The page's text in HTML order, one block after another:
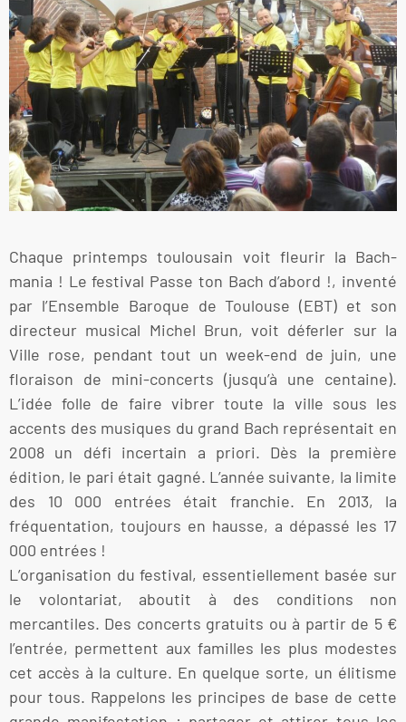
Chaque printemps toulousain voit fleurir la Bach-
mania ! Le festival Passe ton Bach d’abord !, inventé
par l’Ensemble Baroque de Toulouse (EBT) et son
directeur musical Michel Brun, voit déferler sur la
Ville rose, pendant tout un week-end de juin, une
floraison de mini-concerts (jusqu’à une centaine).
L’idée folle de faire vibrer toute la ville sous les
accents des musiques du grand Bach représentait en
2008 un défi incertain a priori. Dès la première
édition, le pari était gagné. L’année suivante, la limite
des 10 000 entrées était franchie. En 2013, la
fréquentation, toujours en hausse, a dépassé les 17
000 entrées !
L’organisation du festival, essentiellement basée sur
le volontariat, aboutit à des conditions non
mercantiles. Des concerts gratuits ou à partir de 5 €
l’entrée, permettent aux familles les plus modestes
cet accès à la culture. En quelque sorte, un élitisme
pour tous. Rappelons les principes de base de cette